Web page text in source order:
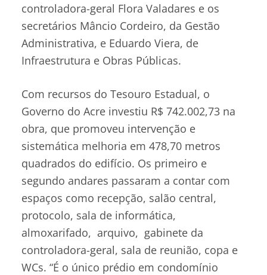
controladora-geral Flora Valadares e os
secretários Mâncio Cordeiro, da Gestão
Administrativa, e Eduardo Viera, de
Infraestrutura e Obras Públicas.
Com recursos do Tesouro Estadual, o
Governo do Acre investiu R$ 742.002,73 na
obra, que promoveu intervenção e
sistemática melhoria em 478,70 metros
quadrados do edifício. Os primeiro e
segundo andares passaram a contar com
espaços como recepção, salão central,
protocolo, sala de informática,
almoxarifado, arquivo, gabinete da
controladora-geral, sala de reunião, copa e
WCs. “É o único prédio em condomínio